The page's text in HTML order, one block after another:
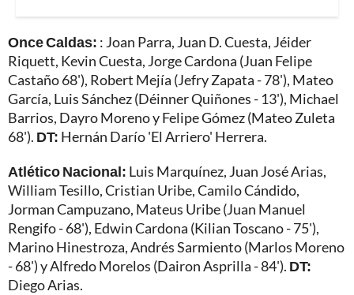
Once Caldas: : Joan Parra, Juan D. Cuesta, Jéider
Riquett, Kevin Cuesta, Jorge Cardona (Juan Felipe
Castaño 68'), Robert Mejía (Jefry Zapata - 78'), Mateo
García, Luis Sánchez (Déinner Quiñones - 13'), Michael
Barrios, Dayro Moreno y Felipe Gómez (Mateo Zuleta
68'). DT: Hernán Darío 'El Arriero' Herrera.
Atlético Nacional: Luis Marquínez, Juan José Arias,
William Tesillo, Cristian Uribe, Camilo Cándido,
Jorman Campuzano, Mateus Uribe (Juan Manuel
Rengifo - 68'), Edwin Cardona (Kilian Toscano - 75'),
Marino Hinestroza, Andrés Sarmiento (Marlos Moreno
- 68') y Alfredo Morelos (Dairon Asprilla - 84'). DT:
Diego Arias.